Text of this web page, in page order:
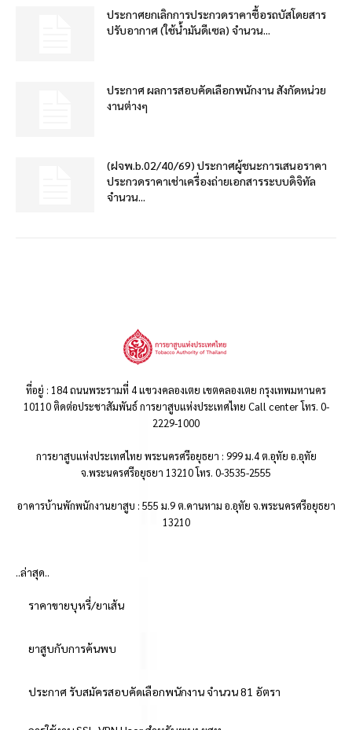
ประกาศยกเลิกการประกวดราคาซื้อรถบัสโดยสาร
ปรับอากาศ (ใช้น้ำมันดีเซล) จำนวน...
ประกาศ ผลการสอบคัดเลือกพนักงาน สังกัดหน่วย
งานต่างๆ
(ฝจพ.b.02/40/69) ประกาศผู้ชนะการเสนอราคา
ประกวดราคาเช่าเครื่องถ่ายเอกสารระบบดิจิทัล
จำนวน...
ที่อยู่ : 184 ถนนพระรามที่ 4 แขวงคลองเตย เขตคลองเตย กรุงเทพมหานคร
10110 ติดต่อประชาสัมพันธ์ การยาสูบแห่งประเทศไทย Call center โทร. 0-
2229-1000
การยาสูบแห่งประเทศไทย พระนครศรีอยุธยา : 999 ม.4 ต.อุทัย อ.อุทัย
จ.พระนครศรีอยุธยา 13210 โทร. 0-3535-2555
อาคารบ้านพักพนักงานยาสูบ : 555 ม.9 ต.คานหาม อ.อุทัย จ.พระนครศรีอยุธยา
13210
..ล่าสุด..
ราคาขายบุหรี่/ยาเส้น
ยาสูบกับการค้นพบ
ประกาศ รับสมัครสอบคัดเลือกพนักงาน จำนวน 81 อัตรา